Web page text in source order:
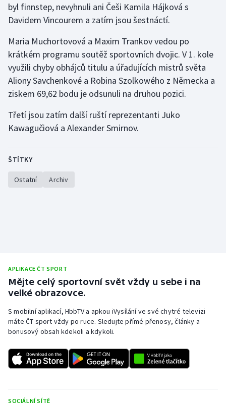
Házená
Judo
Krasobruslení
Lyže a snowboard
Moderní pětiboj
Motorsport
Ragby
Rychlobruslení
Rychlostní kanoistika
Short track
Sportovní střelba
byl finnstep, nevyhnuli ani Češi Kamila Hájková s
Davidem Vincourem a zatím jsou šestnáctí.
Maria Muchortovová a Maxim Trankov vedou po
krátkém programu soutěž sportovních dvojic. V 1. kole
využili chyby obhájců titulu a úřadujících mistrů světa
Aliony Savchenkové a Robina Szolkowého z Německa a
ziskem 69,62 bodu je odsunuli na druhou pozici.
Třetí jsou zatím další ruští reprezentanti Juko
Kawagučiová a Alexander Smirnov.
ŠTÍTKY
Ostatní Archiv
APLIKACE ČT SPORT
Mějte celý sportovní svět vždy u sebe i na
velké obrazovce.
S mobilní aplikací, HbbTV a apkou iVysílání ve své chytré televizi
máte ČT sport vždy po ruce. Sledujte přímé přenosy, články a
bonusový obsah kdekoli a kdykoli.
SOCIÁLNÍ SÍTĚ